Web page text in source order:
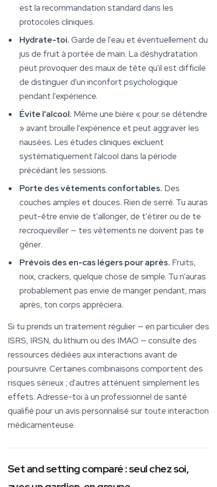
est la recommandation standard dans les
protocoles cliniques.
Hydrate-toi. Garde de l'eau et éventuellement du
jus de fruit à portée de main. La déshydratation
peut provoquer des maux de tête qu'il est difficile
de distinguer d'un inconfort psychologique
pendant l'expérience.
Évite l'alcool. Même une bière « pour se détendre
» avant brouille l'expérience et peut aggraver les
nausées. Les études cliniques excluent
systématiquement l'alcool dans la période
précédant les sessions.
Porte des vêtements confortables. Des
couches amples et douces. Rien de serré. Tu auras
peut-être envie de t'allonger, de t'étirer ou de te
recroqueviller — tes vêtements ne doivent pas te
gêner.
Prévois des en-cas légers pour après. Fruits,
noix, crackers, quelque chose de simple. Tu n'auras
probablement pas envie de manger pendant, mais
après, ton corps appréciera.
Si tu prends un traitement régulier — en particulier des
ISRS, IRSN, du lithium ou des IMAO — consulte des
ressources dédiées aux interactions avant de
poursuivre. Certaines combinaisons comportent des
risques sérieux ; d'autres atténuent simplement les
effets. Adresse-toi à un professionnel de santé
qualifié pour un avis personnalisé sur toute interaction
médicamenteuse.
Set and setting comparé : seul chez soi,